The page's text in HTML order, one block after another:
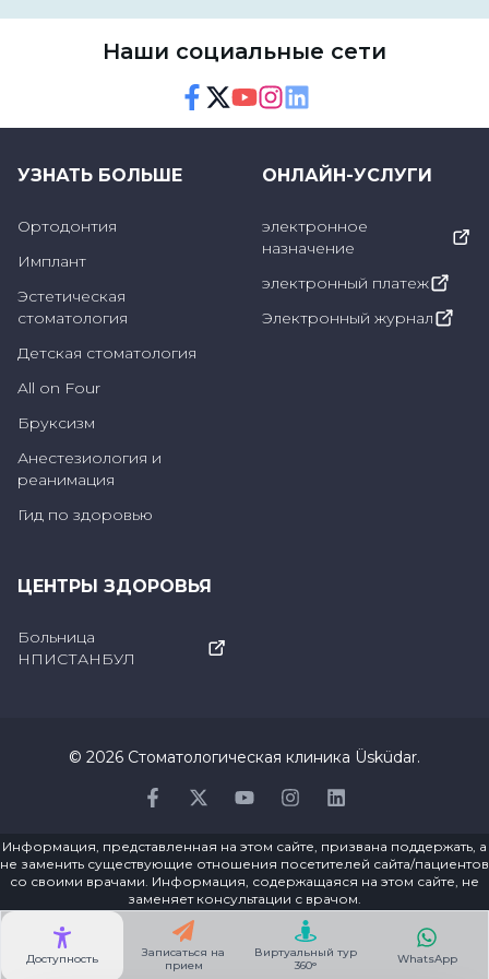
приспособления для детей. Они проводят
важные процедуры для предотвращения
образования кариеса, предотвращения
потери зубов и поддержки развития
методов, как аппликации фтора, установка
держателей, пломбирование зубов. Кроме
того, заболевания десен, травмы зубов,
лечение молочных зубов и ортодонтическое
сопровождение также входят в сферу
компетенции педодонтистов в области
детской стоматологии.
В обязанности детских стоматологов
входит следующее:
стоматологического осмотра детей и
обеспечение регулярных осмотров,
Проведение профилактического
лечения кариеса у детей,
предотвращения потери зубов,
Следить за состоянием зубов и
челюстей у детей и при необходимости
проводить ортодонтическое лечение,
Наши социальные сети
УЗНАТЬ БОЛЬШЕ
Ортодонтия
Имплант
Эстетическая
стоматология
Детская стоматология
All on Four
Бруксизм
Анестезиология и
реанимация
Гид по здоровью
ОНЛАЙН-УСЛУГИ
электронное
назначение
электронный платеж
Электронный журнал
ЦЕНТРЫ ЗДОРОВЬЯ
Больница
НПИСТАНБУЛ
© 2026 Стоматологическая клиника Üsküdar.
Информация, представленная на этом сайте, призвана поддержать, а
не заменить существующие отношения посетителей сайта/пациентов
со своими врачами. Информация, содержащаяся на этом сайте, не
заменяет консультации с врачом.
Доступность
Записаться на
прием
Виртуальный тур
360°
WhatsApp